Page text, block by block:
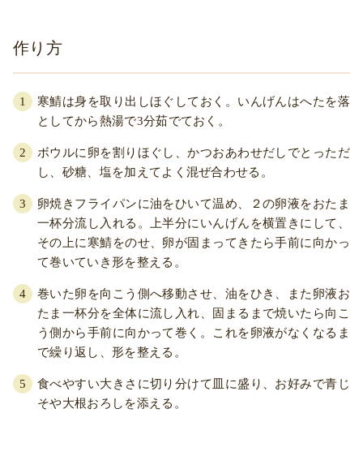
作り方
寒鯖は身を取り出しほぐしておく。いんげんはへたを落
としてから熱湯で3分茹でておく。
ボウルに卵を割りほぐし、かつおあわせだしでとっただ
し、砂糖、塩を加えてよく混ぜ合わせる。
卵焼きフライパンに油をひいて温め、２の卵液をおたま
一杯分流し入れる。上半分にいんげんを横置きにして、
その上に寒鯖をのせ、卵が固まってきたら手前に向かっ
て巻いていき形を整える。
巻いた卵を向こう側へ移動させ、油をひき、また卵液お
たま一杯分を全体に流し入れ、固まるまで焼いたら向こ
う側から手前に向かって巻く。これを卵液がなくなるま
で繰り返し、形を整える。
食べやすい大きさに切り分けて皿に盛り、お好みで青じ
そや大根おろしを添える。